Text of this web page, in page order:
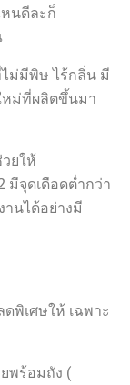
หนดีละก็
ม่มีพิษ ไร้กลิ่น มี
หม่ที่ผลิตขึ้นมา
ยให้
มีจุดเดือดต่ำกว่า
นได้อย่างมี
พิเศษให้ เฉพาะ
พร้อมถัง (